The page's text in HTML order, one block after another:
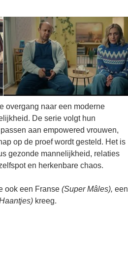
overgang naar een moderne
De serie volgt hun
aan empowered vrouwen,
op de proef wordt gesteld. Het is
gezonde mannelijkheid, relaties
en herkenbare chaos.
ook een Franse (Super Mâles), een
kreeg.